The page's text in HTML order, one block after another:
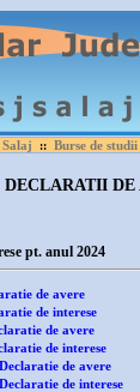
:: Burse de
DECLARATII DE
pt. anul 2024
de avere
de interese
de avere
de interese
de avere
de interese